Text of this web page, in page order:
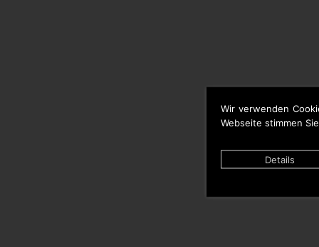
Wir verwenden
Webseite stimmen
Details